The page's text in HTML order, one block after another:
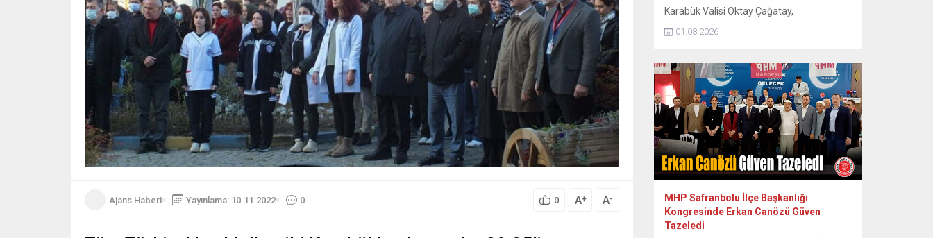
Ajans Haberi Yayınlama: 10.11.2022 0 0 A+ A-
Karabük Valisi Oktay Çağatay,
somut olmayan kültürel mirasını kayıt
Köyleri” adlı uzun metraj belgesel filmini
izledi. Vali Oktay Çağatay, Vali Yardımcıları
Erol Özkan ve Kerem Süleyman Yüksel ile
birlikte özel gösterime katıldı. Etkinlikte
ayrıca Safranbolu Alan Başkanı Cemil
Belder, Kültürel Miras...
01.08.2026
MHP Safranbolu İlçe Başkanlığı
Kongresinde Erkan Canözü Güven
Tazeledi